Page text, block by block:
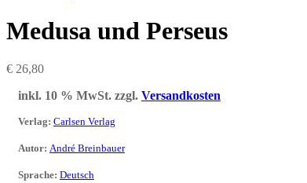
Medusa und Perseus
€ 26,80
inkl. 10 % MwSt. zzgl. Versandkosten
Verlag: Carlsen Verlag
Autor: André Breinbauer
Sprache: Deutsch